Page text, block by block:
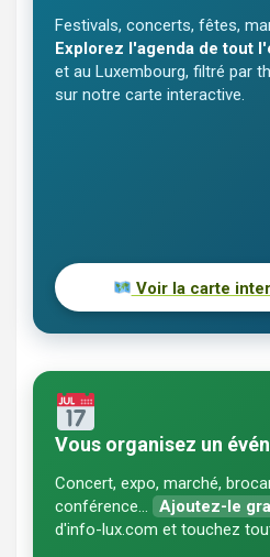
Festivals, concerts, fêtes,
Explorez l'agenda de tout
et au Luxembourg, filtré par
sur notre carte interactive.
Voir la carte
Vous organisez un
Concert, expo, marché,
conférence…
Ajoutez-le
d'info-lux.com et touchez